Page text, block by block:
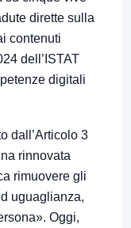
dirette sulla
contenuti
dell’ISTAT
digitali
dall’Articolo 3
rinnovata
rimuovere gli
uguaglianza,
Oggi,